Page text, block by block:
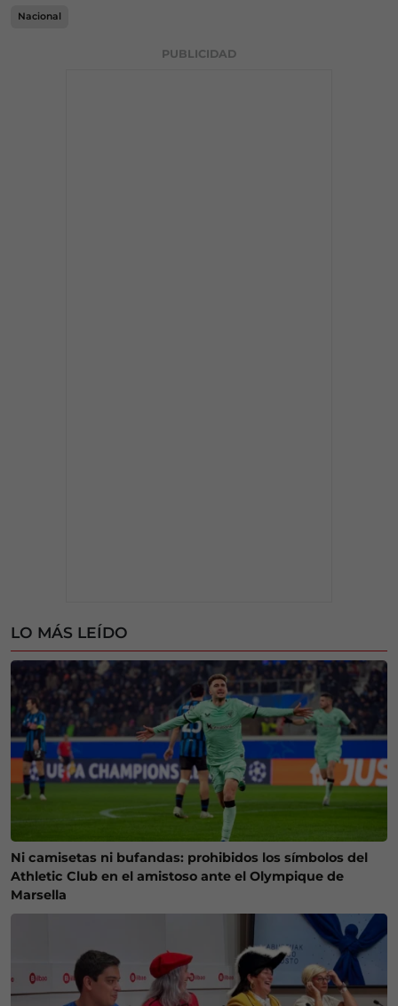
Nacional
PUBLICIDAD
LO MÁS LEÍDO
Ni camisetas ni bufandas: prohibidos los símbolos del
Athletic Club en el amistoso ante el Olympique de
Marsella